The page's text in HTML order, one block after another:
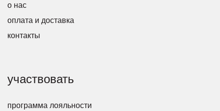
о нас
оплата и доставка
контакты
участвовать
программа лояльности